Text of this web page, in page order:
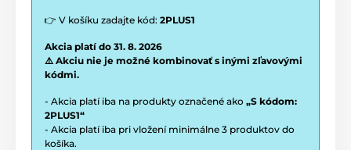
👉 V košíku zadajte kód: 2PLUS1
Akcia platí do 31. 8. 2026
⚠️ Akciu nie je možné kombinovať s inými zľavovými
kódmi.
- Akcia platí iba na produkty označené ako „S kódom:
2PLUS1“
- Akcia platí iba pri vložení minimálne 3 produktov do
košíka.